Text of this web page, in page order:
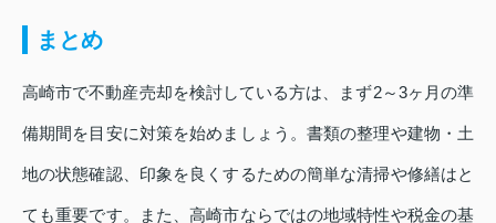
まとめ
高崎市で不動産売却を検討している方は、まず2～3ヶ月の準
備期間を目安に対策を始めましょう。書類の整理や建物・土
地の状態確認、印象を良くするための簡単な清掃や修繕はと
ても重要です。また、高崎市ならではの地域特性や税金の基